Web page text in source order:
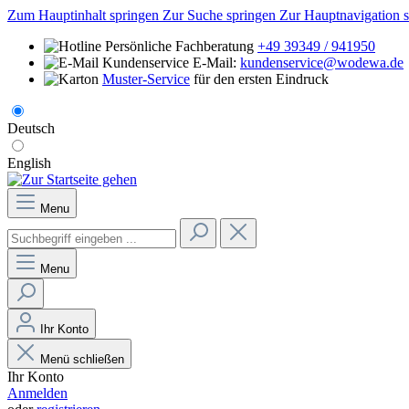
Zum Hauptinhalt springen Zur Suche springen Zur Hauptnavigation
Persönliche Fachberatung +49 39349 / 941950
E-Mail: kundenservice@wodewa.de
Muster-Service für den ersten Eindruck
Deutsch
English
Menu
Menu
Ihr Konto
Menü schließen
Ihr Konto
Anmelden